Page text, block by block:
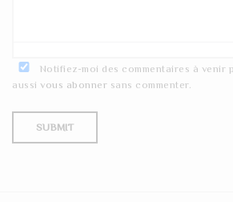
Notifiez-moi des commentaires à venir
aussi vous abonner sans commenter.